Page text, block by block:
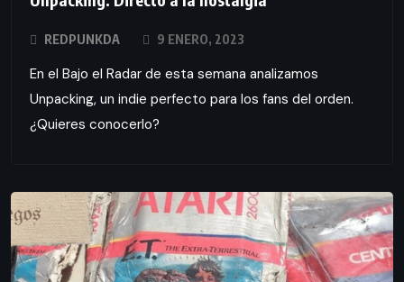
REDPUNKDA 9 ENERO, 2023
En el Bajo el Radar de esta semana analizamos
Unpacking, un indie perfecto para los fans del orden.
¿Quieres conocerlo?